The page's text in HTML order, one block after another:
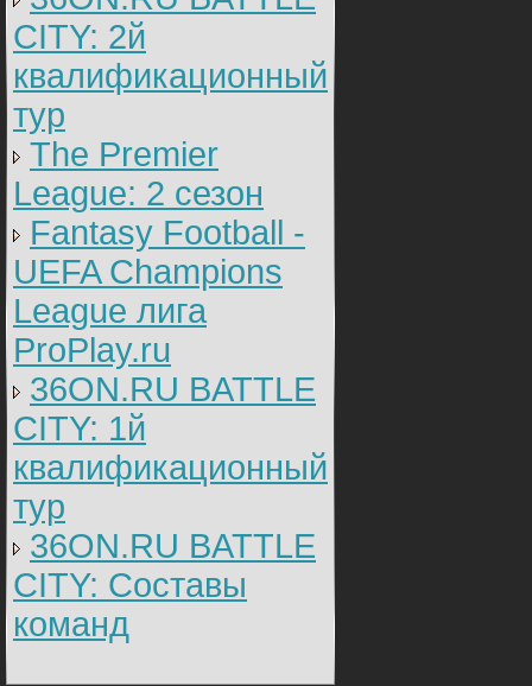
CITY: 2й
квалификационный
тур
The Premier
League: 2 cезон
Fantasy Football -
UEFA Champions
League лига
ProPlay.ru
36ON.RU BATTLE
CITY: 1й
квалификационный
тур
36ON.RU BATTLE
CITY: Составы
команд